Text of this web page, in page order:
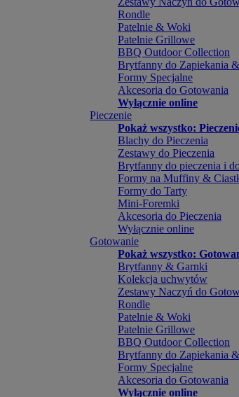
Rondle
Patelnie & Woki
Patelnie Grillowe
BBQ Outdoor Collection
Brytfanny do Zapiekania
Formy Specjalne
Akcesoria do Gotowania
Wyłącznie online
Pieczenie
Pokaż wszystko:
Blachy do Pieczenia
Zestawy do Pieczenia
Brytfanny do pieczenia i
Formy na Muffiny &
Formy do Tarty
Mini-Foremki
Akcesoria do Pieczenia
Wyłącznie online
Gotowanie
Pokaż wszystko:
Brytfanny & Garnki
Kolekcja uchwytów
Zestawy Naczyń do
Rondle
Patelnie & Woki
Patelnie Grillowe
BBQ Outdoor Collection
Brytfanny do Zapiekania
Formy Specjalne
Akcesoria do Gotowania
Wyłącznie online